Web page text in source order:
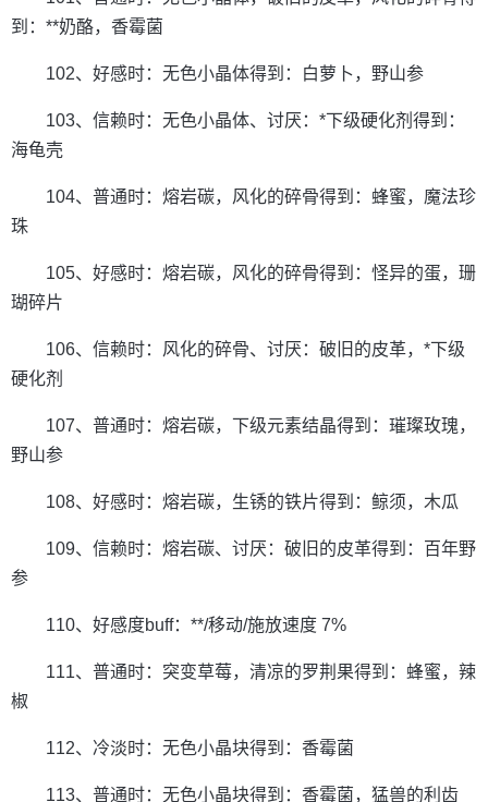
到：**奶酪，香霉菌
102、好感时：无色小晶体得到：白萝卜，野山参
103、信赖时：无色小晶体、讨厌：*下级硬化剂得到：
海龟壳
104、普通时：熔岩碳，风化的碎骨得到：蜂蜜，魔法珍
珠
105、好感时：熔岩碳，风化的碎骨得到：怪异的蛋，珊
瑚碎片
106、信赖时：风化的碎骨、讨厌：破旧的皮革，*下级
硬化剂
107、普通时：熔岩碳，下级元素结晶得到：璀璨玫瑰，
野山参
108、好感时：熔岩碳，生锈的铁片得到：鲸须，木瓜
109、信赖时：熔岩碳、讨厌：破旧的皮革得到：百年野
参
110、好感度buff：**/移动/施放速度 7%
111、普通时：突变草莓，清凉的罗荆果得到：蜂蜜，辣
椒
112、冷淡时：无色小晶块得到：香霉菌
113、普通时：无色小晶块得到：香霉菌，猛兽的利齿